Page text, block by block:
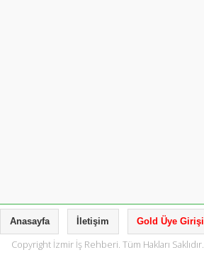
Anasayfa İletişim Gold Üye Girişi
Copyright İzmir İş Rehberi. Tüm Hakları Saklıdır.